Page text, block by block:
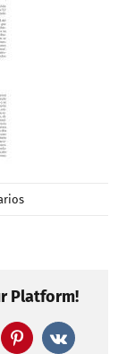
Platform!
Pinterest
Vk